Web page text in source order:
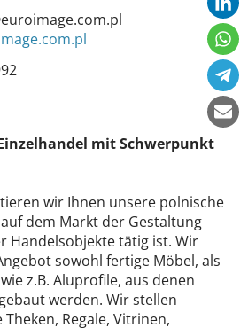
mit Schwerpunkt
wir Ihnen unsere polnische
dem Markt der Gestaltung
Handelsobjekte tätig ist. Wir
sowohl fertige Möbel, als
z.B. Aluprofile, aus denen
werden. Wir stellen
Regale, Vitrinen,